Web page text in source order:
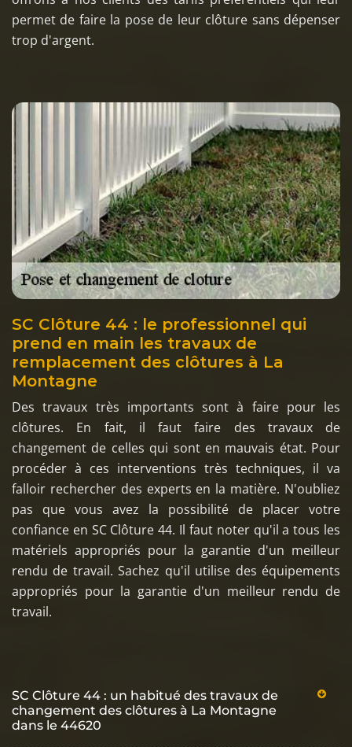
permet de faire la pose de leur clôture sans dépenser
trop d'argent.
SC Clôture 44 : le professionnel qui
prend en main les travaux de
remplacement des clôtures à La
Montagne
Des travaux très importants sont à faire pour les
clôtures. En fait, il faut faire des travaux de
changement de celles qui sont en mauvais état. Pour
procéder à ces interventions très techniques, il va
falloir rechercher des experts en la matière. N'oubliez
pas que vous avez la possibilité de placer votre
confiance en SC Clôture 44. Il faut noter qu'il a tous les
matériels appropriés pour la garantie d'un meilleur
rendu de travail. Sachez qu'il utilise des équipements
appropriés pour la garantie d'un meilleur rendu de
travail.
SC Clôture 44 : un habitué des travaux de
changement des clôtures à La Montagne
dans le 44620